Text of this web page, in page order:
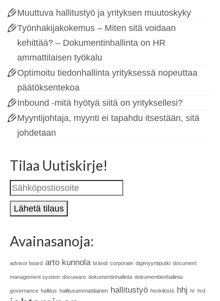
Muuttuva hallitustyö ja yrityksen muutoskyky
Työnhakijakokemus – Miten sitä voidaan
kehittää? – Dokumentinhallinta on HR
ammattilaisen työkalu
Optimoitu tiedonhallinta yrityksessä nopeuttaa
päätöksentekoa
Inbound -mitä hyötyä siitä on yrityksellesi?
Myyntijohtaja, myynti ei tapahdu itsestään, sitä
johdetaan
Tilaa Uutiskirje!
Avainasanoja:
advisor board arto kunnola brändi corporate digimyyntiputki document
management system docuware dokumentinhallinta dokumenttienhallinta
governance hallitus hallitusammattilainen hallitustyö henkilöstö hhj hr hrd